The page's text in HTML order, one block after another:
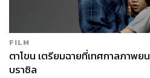
FILM
ตาโขน เตรียมฉายที่เทศกาลภาพย
บราซิล